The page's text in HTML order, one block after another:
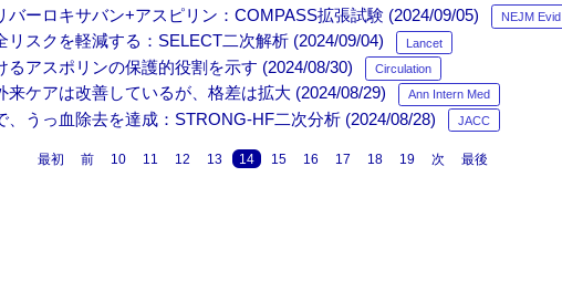
ーロキサバン+アスピリン：COMPASS拡張試験 (2024/09/05) NEJM Evid
スクを軽減する：SELECT二次解析 (2024/09/04) Lancet
アスポリンの保護的役割を示す (2024/08/30) Circulation
ケアは改善しているが、格差は拡大 (2024/08/29) Ann Intern Med
うっ血除去を達成：STRONG-HF二次分析 (2024/08/28) JACC
最初 前 10 11 12 13 14 15 16 17 18 19 次 最後